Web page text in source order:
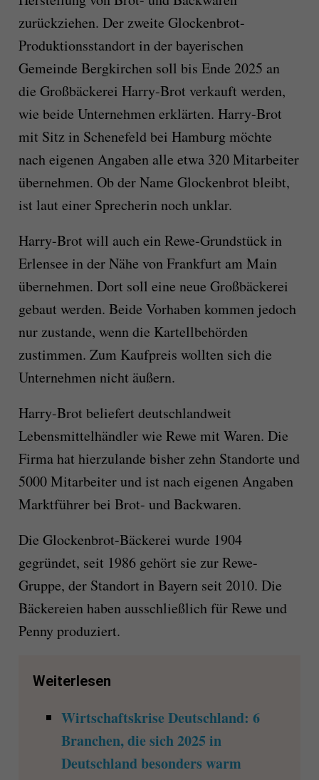
zurückziehen. Der zweite Glockenbrot-
Produktionsstandort in der bayerischen
Gemeinde Bergkirchen soll bis Ende 2025 an
die Großbäckerei Harry-Brot verkauft werden,
wie beide Unternehmen erklärten. Harry-Brot
mit Sitz in Schenefeld bei Hamburg möchte
nach eigenen Angaben alle etwa 320 Mitarbeiter
übernehmen. Ob der Name Glockenbrot bleibt,
ist laut einer Sprecherin noch unklar.
Harry-Brot will auch ein Rewe-Grundstück in
Erlensee in der Nähe von Frankfurt am Main
übernehmen. Dort soll eine neue Großbäckerei
gebaut werden. Beide Vorhaben kommen jedoch
nur zustande, wenn die Kartellbehörden
zustimmen. Zum Kaufpreis wollten sich die
Unternehmen nicht äußern.
Harry-Brot beliefert deutschlandweit
Lebensmittelhändler wie Rewe mit Waren. Die
Firma hat hierzulande bisher zehn Standorte und
5000 Mitarbeiter und ist nach eigenen Angaben
Marktführer bei Brot- und Backwaren.
Die Glockenbrot-Bäckerei wurde 1904
gegründet, seit 1986 gehört sie zur Rewe-
Gruppe, der Standort in Bayern seit 2010. Die
Bäckereien haben ausschließlich für Rewe und
Penny produziert.
Weiterlesen
Wirtschaftskrise Deutschland: 6
Branchen, die sich 2025 in
Deutschland besonders warm